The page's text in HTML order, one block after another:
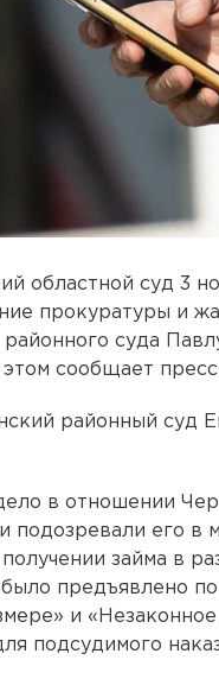
областной суд 3
прокуратуры и
суда
сообщает
районный суд
в отношении
подозревали его в
займа в
предъявлено
и
подсудимого